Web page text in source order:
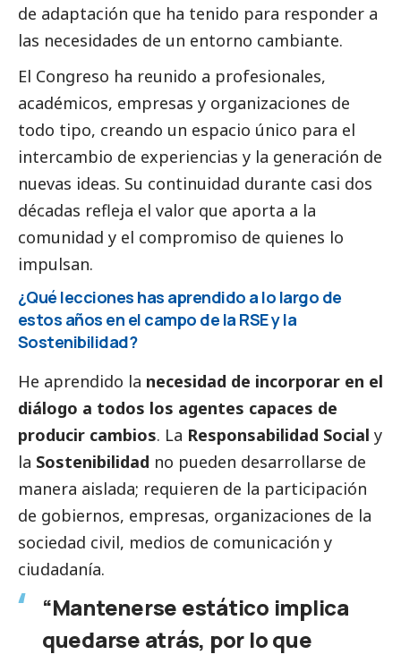
de adaptación que ha tenido para responder a
las necesidades de un entorno cambiante.
El Congreso ha reunido a profesionales,
académicos, empresas y organizaciones de
todo tipo, creando un espacio único para el
intercambio de experiencias y la generación de
nuevas ideas. Su continuidad durante casi dos
décadas refleja el valor que aporta a la
comunidad y el compromiso de quienes lo
impulsan.
¿Qué lecciones has aprendido a lo largo de
estos años en el campo de la RSE y la
Sostenibilidad?
He aprendido la necesidad de incorporar en el
diálogo a todos los agentes capaces de
producir cambios. La Responsabilidad Social y
la Sostenibilidad no pueden desarrollarse de
manera aislada; requieren de la participación
de gobiernos, empresas, organizaciones de la
sociedad civil, medios de comunicación y
ciudadanía.
“Mantenerse estático implica
quedarse atrás, por lo que